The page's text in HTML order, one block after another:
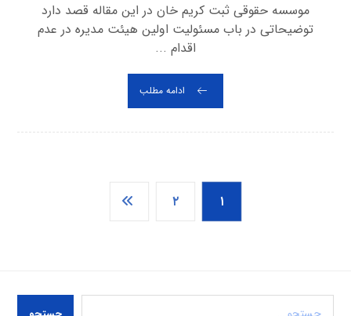
موسسه حقوقی ثبت کریم خان در این مقاله قصد دارد
توضیحاتی در باب مسئولیت اولین هیئت مدیره در عدم
اقدام ...
ادامه مطلب
۱ ۲